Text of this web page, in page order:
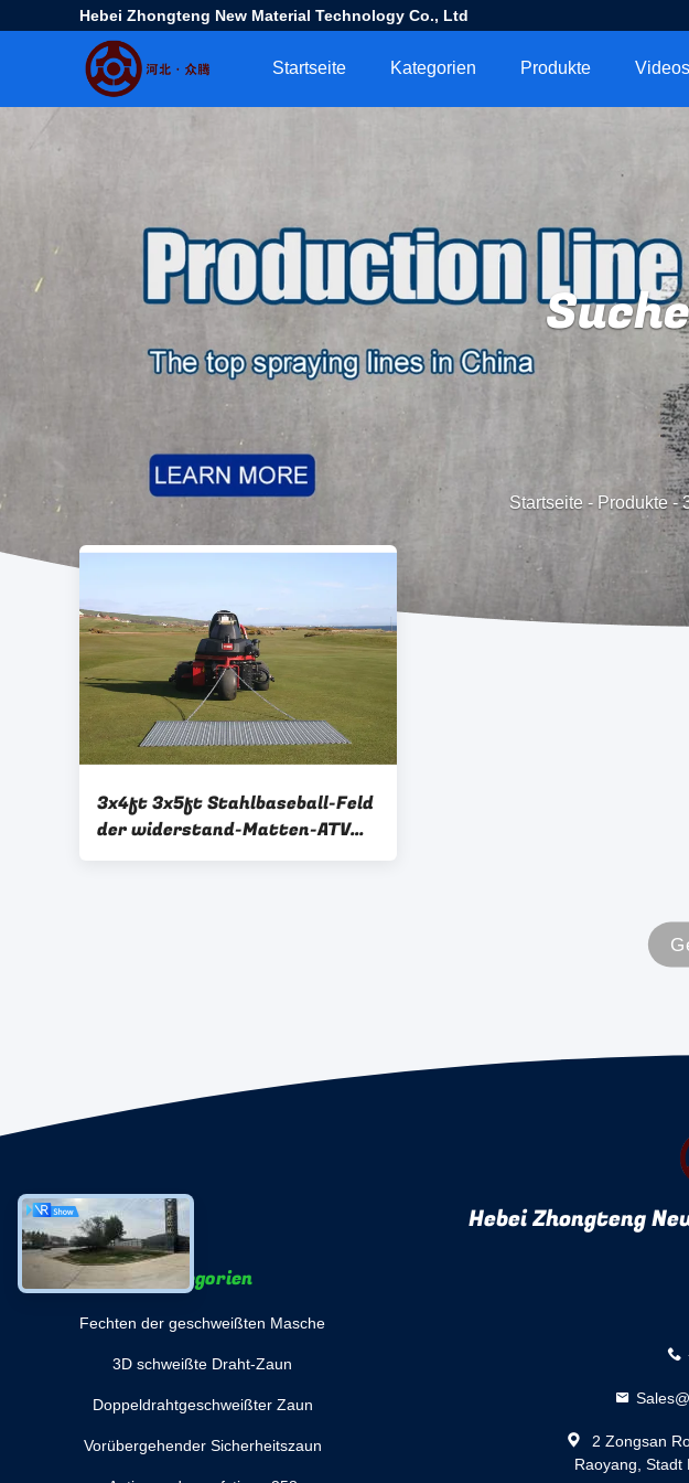
Hebei Zhongteng New Material Technology Co., Ltd
Startseite Kategorien Produkte Videos
Startseite - Produkte-
3x4ft 3x5ft Stahlbaseball-Feld
der widerstand-Matten-ATV
UTV, das Widerstand planiert
Hebei Zhongteng
Kategorien
Fechten der geschweißten Masche
3D schweißte Draht-Zaun
Doppeldrahtgeschweißter Zaun
Vorübergehender Sicherheitszaun
2 Zongsan
Raoyang, Stadt